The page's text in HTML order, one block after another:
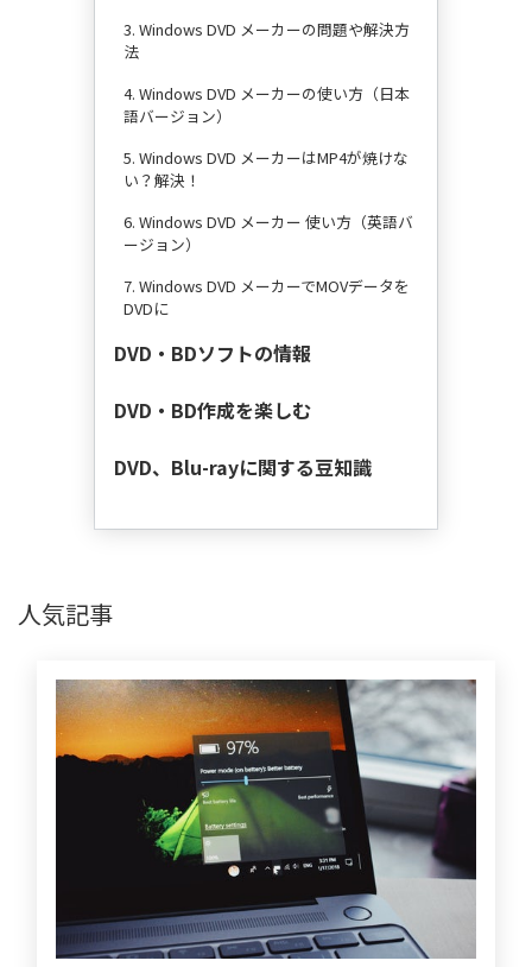
3. Windows DVD メーカーの問題や解決方
法
4. Windows DVD メーカーの使い方（日本
語バージョン）
5. Windows DVD メーカーはMP4が焼けな
い？解決！
6. Windows DVD メーカー 使い方（英語バ
ージョン）
7. Windows DVD メーカーでMOVデータを
DVDに
DVD・BDソフトの情報
DVD・BD作成を楽しむ
DVD、Blu-rayに関する豆知識
人気記事